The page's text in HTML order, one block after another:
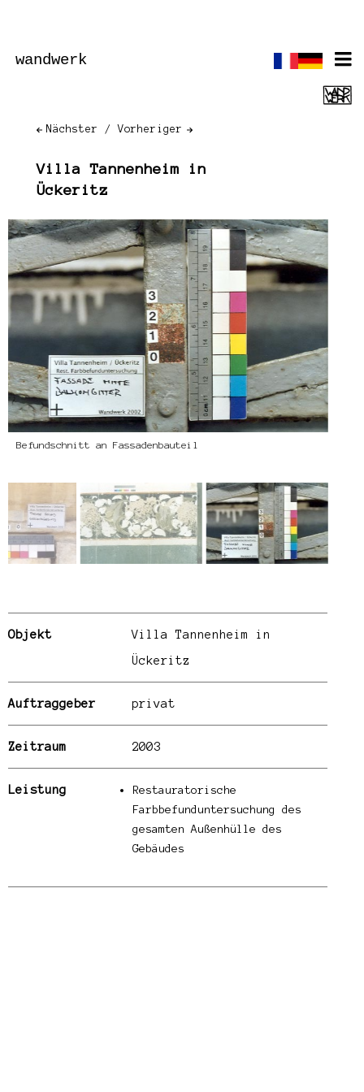
wandwerk
Vorheriger
Nächster
Villa Tannenheim in
Ückeritz
Befundschnitt an Fassadenbauteil
Objekt
Villa Tannenheim in
Ückeritz
Auftraggeber privat
Zeitraum 2003
Leistung
Restauratorische
Farbbefunduntersuchung des
gesamten Außenhülle des
Gebäudes